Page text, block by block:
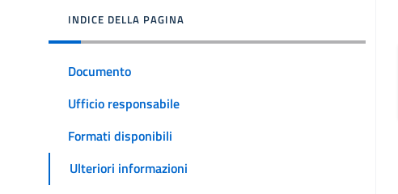
INDICE DELLA PAGINA
Documento
Ufficio responsabile
Formati disponibili
Ulteriori informazioni